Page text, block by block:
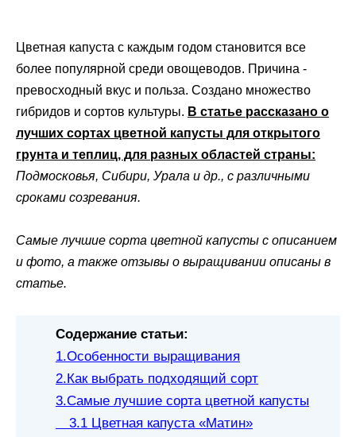
Цветная капуста с каждым годом становится все
более популярной среди овощеводов. Причина -
превосходный вкус и польза. Создано множество
гибридов и сортов культуры. В статье рассказано о
лучших сортах цветной капусты для открытого
грунта и теплиц, для разных областей страны:
Подмосковья, Сибири, Урала и др., с различными
сроками созревания.
Самые лучшие сорта цветной капусты с описанием
и фото, а также отзывы о выращивании описаны в
статье.
Содержание статьи:
1.Особенности выращивания
2.Как выбрать подходящий сорт
3.Самые лучшие сорта цветной капусты
3.1 Цветная капуста «Матин»